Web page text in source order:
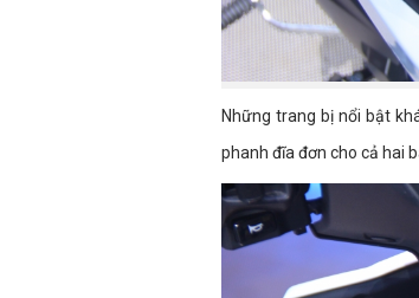
Những trang bị nổi bật
phanh đĩa đơn cho cả hai